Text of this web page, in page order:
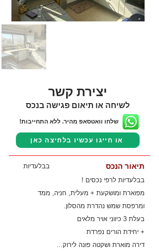
יצירת קשר
לשיחה או תיאום פגישה בנכס
שלחו וואטסאפ מהיר. ללא התחייבות!
או חייגו עכשיו בלחיצה כאן
בבלעדיות תיאור הנכס
בבלעדיות לרפי נכסים !
מפוארת ומושקעת + מעלית, חניה, ממד
ומרפסת שמש נהדרת מהסלון.
בעלת 3 כיווני אויר מלאים
+ יחידת הורים נפרדת
דירה מוארת ושקטה פונה לירוק...